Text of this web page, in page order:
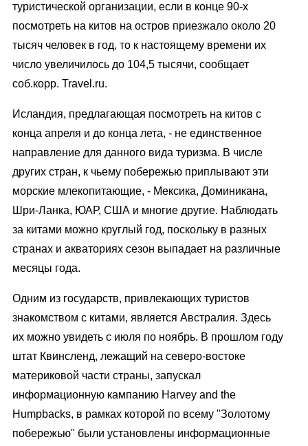
туристической организации, если в конце 90-х
посмотреть на китов на остров приезжало около 20
тысяч человек в год, то к настоящему времени их
число увеличилось до 104,5 тысячи, сообщает
соб.корр. Travel.ru.
Исландия, предлагающая посмотреть на китов с
конца апреля и до конца лета, - не единственное
направление для данного вида туризма. В числе
других стран, к чьему побережью приплывают эти
морские млекопитающие, - Мексика, Доминикана,
Шри-Ланка, ЮАР, США и многие другие. Наблюдать
за китами можно круглый год, поскольку в разных
странах и акваториях сезон выпадает на различные
месяцы года.
Одним из государств, привлекающих туристов
знакомством с китами, является Австралия. Здесь
их можно увидеть с июля по ноябрь. В прошлом году
штат Квинсленд, лежащий на северо-востоке
материковой части страны, запускал
информационную кампанию Harvey and the
Humpbacks, в рамках которой по всему "Золотому
побережью" были установлены информационные